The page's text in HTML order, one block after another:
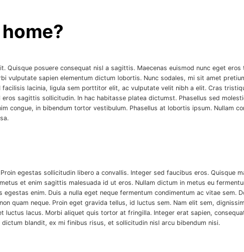
Quisque posuere consequat nisl a sagittis. Maecenas euismod nunc eget
vulputate sapien elementum dictum lobortis. Nunc sodales, mi sit amet
facilisis lacinia, ligula sem porttitor elit, ac vulputate velit nibh a elit. Cras
sagittis sollicitudin. In hac habitasse platea dictumst. Phasellus sed
congue, in bibendum tortor vestibulum. Phasellus at lobortis ipsum. Nullam
egestas sollicitudin libero a convallis. Integer sed faucibus eros. Quisque
et enim sagittis malesuada id ut eros. Nullam dictum in metus eu
enim. Duis a nulla eget neque fermentum condimentum ac vitae sem.
quam neque. Proin eget gravida tellus, id luctus sem. Nam elit sem,
luctus lacus. Morbi aliquet quis tortor at fringilla. Integer erat sapien,
blandit, ex mi finibus risus, et sollicitudin nisl arcu bibendum nisi.